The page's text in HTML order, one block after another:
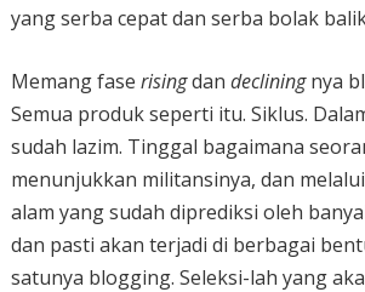
yang serba cepat dan serba bolak
Memang fase risingdan decliningnya
Semua produk seperti itu. Siklus.
sudah lazim. Tinggal bagaimana
menunjukkan militansinya, dan
alam yang sudah diprediksi oleh
dan pasti akan terjadi di berbagai
satunya blogging. Seleksi-lah yang